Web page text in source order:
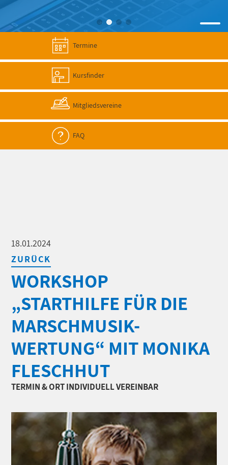
Termine
Kursfinder
Mitgliedsvereine
FAQ
18.01.2024
ZURÜCK
WORKSHOP
„STARTHILFE FÜR DIE
MARSCHMUSIK-
WERTUNG“ MIT MONIKA
FLESCHHUT
TERMIN & ORT INDIVIDUELL VEREINBAR